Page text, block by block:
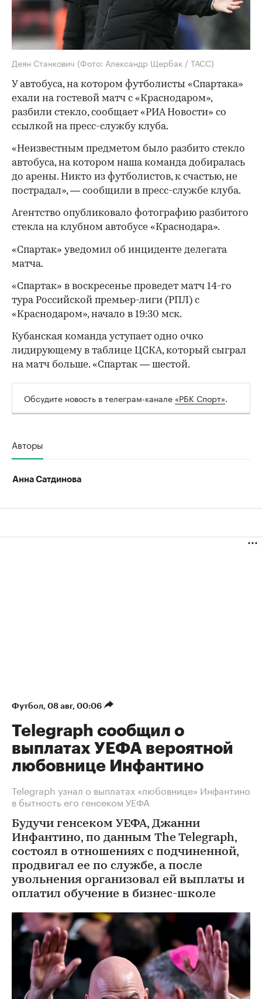
Деян Станкович (Фото: Александр Щербак / ТАСС)
У автобуса, на котором футболисты «Спартака»
ехали на гостевой матч с «Краснодаром»,
разбили стекло, сообщает «РИА Новости» со
ссылкой на пресс-службу клуба.
«Неизвестным предметом было разбито стекло
автобуса, на котором наша команда добиралась
до арены. Никто из футболистов, к счастью, не
пострадал», — сообщили в пресс-службе клуба.
Агентство опубликовало фотографию разбитого
стекла на клубном автобусе «Краснодара».
00:00 / 00:00
«Спартак» уведомил об инциденте делегата
матча.
«Спартак» в воскресенье проведет матч 14-го
тура Российской премьер-лиги (РПЛ) с
«Краснодаром», начало в 19:30 мск.
Кубанская команда уступает одно очко
лидирующему в таблице ЦСКА, который сыграл
на матч больше. «Спартак — шестой.
Обсудите новость в телеграм-канале «РБК Спорт».
Авторы
Анна Сатдинова
Футбол⁠, 08 авг, 00:06
Telegraph сообщил о
выплатах УЕФА вероятной
любовнице Инфантино
Telegraph узнал о выплатах «любовнице» Инфантино
в бытность его генсеком УЕФА
Будучи генсеком УЕФА, Джанни
Инфантино, по данным The Telegraph,
состоял в отношениях с подчиненной,
продвигал ее по службе, а после
увольнения организовал ей выплаты и
оплатил обучение в бизнес-школе